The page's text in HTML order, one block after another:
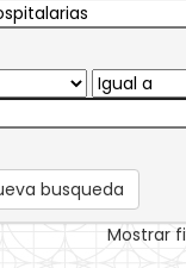
busqueda
Mostrar